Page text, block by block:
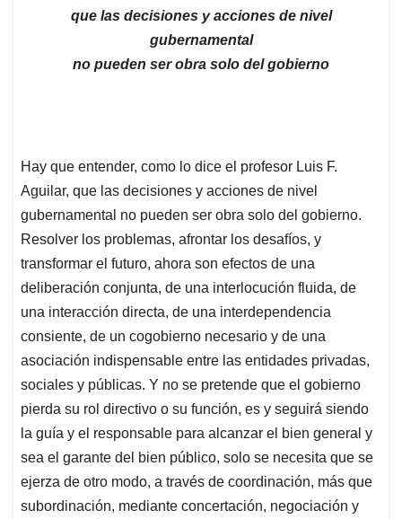
que las decisiones y acciones de nivel
gubernamental
no pueden ser obra solo del gobierno
Hay que entender, como lo dice el profesor Luis F.
Aguilar, que las decisiones y acciones de nivel
gubernamental no pueden ser obra solo del gobierno.
Resolver los problemas, afrontar los desafíos, y
transformar el futuro, ahora son efectos de una
deliberación conjunta, de una interlocución fluida, de
una interacción directa, de una interdependencia
consiente, de un cogobierno necesario y de una
asociación indispensable entre las entidades privadas,
sociales y públicas. Y no se pretende que el gobierno
pierda su rol directivo o su función, es y seguirá siendo
la guía y el responsable para alcanzar el bien general y
sea el garante del bien público, solo se necesita que se
ejerza de otro modo, a través de coordinación, más que
subordinación, mediante concertación, negociación y